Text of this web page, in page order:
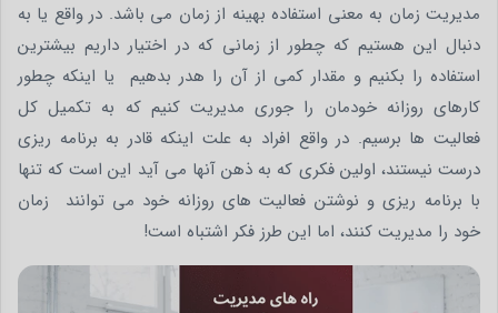
مدیریت زمان به معنی استفاده بهینه از زمان می باشد. در واقع یا به
دنبال این هستیم که چطور از زمانی که در اختیار داریم بیشترین
استفاده را بکنیم و مقدار کمی از آن را هدر بدهیم یا اینکه چطور
کارهای روزانه خودمان را جوری مدیریت کنیم که به تکمیل کل
فعالیت ها برسیم. در واقع افراد به علت اینکه قادر به برنامه ریزی
درست نیستند، اولین فکری که به ذهن آنها می آید این است که تنها
با برنامه ریزی و نوشتن فعالیت های روزانه خود می توانند زمان
خود را مدیریت کنند، اما این طرز فکر اشتباه است!